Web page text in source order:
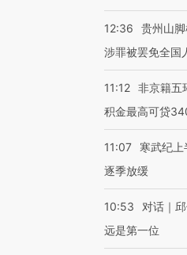
12:36
贵州山
涉罪被罢免全国
11:12 非京籍五
积金最高可贷
11:07
寒武纪
逐季放缓
10:53
对话｜
远是第一位